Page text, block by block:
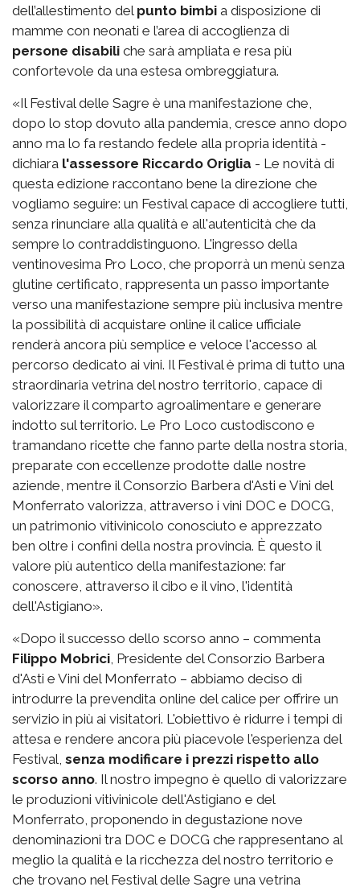
dell’allestimento del punto bimbi a disposizione di
mamme con neonati e l’area di accoglienza di
persone disabili che sarà ampliata e resa più
confortevole da una estesa ombreggiatura.
«Il Festival delle Sagre è una manifestazione che,
dopo lo stop dovuto alla pandemia, cresce anno dopo
anno ma lo fa restando fedele alla propria identità -
dichiara l'assessore Riccardo Origlia - Le novità di
questa edizione raccontano bene la direzione che
vogliamo seguire: un Festival capace di accogliere tutti,
senza rinunciare alla qualità e all'autenticità che da
sempre lo contraddistinguono. L'ingresso della
ventinovesima Pro Loco, che proporrà un menù senza
glutine certificato, rappresenta un passo importante
verso una manifestazione sempre più inclusiva mentre
la possibilità di acquistare online il calice ufficiale
renderà ancora più semplice e veloce l'accesso al
percorso dedicato ai vini. Il Festival è prima di tutto una
straordinaria vetrina del nostro territorio, capace di
valorizzare il comparto agroalimentare e generare
indotto sul territorio. Le Pro Loco custodiscono e
tramandano ricette che fanno parte della nostra storia,
preparate con eccellenze prodotte dalle nostre
aziende, mentre il Consorzio Barbera d'Asti e Vini del
Monferrato valorizza, attraverso i vini DOC e DOCG,
un patrimonio vitivinicolo conosciuto e apprezzato
ben oltre i confini della nostra provincia. È questo il
valore più autentico della manifestazione: far
conoscere, attraverso il cibo e il vino, l'identità
dell'Astigiano».
«Dopo il successo dello scorso anno – commenta
Filippo Mobrici, Presidente del Consorzio Barbera
d'Asti e Vini del Monferrato – abbiamo deciso di
introdurre la prevendita online del calice per offrire un
servizio in più ai visitatori. L'obiettivo è ridurre i tempi di
attesa e rendere ancora più piacevole l'esperienza del
Festival, senza modificare i prezzi rispetto allo
scorso anno. Il nostro impegno è quello di valorizzare
le produzioni vitivinicole dell'Astigiano e del
Monferrato, proponendo in degustazione nove
denominazioni tra DOC e DOCG che rappresentano al
meglio la qualità e la ricchezza del nostro territorio e
che trovano nel Festival delle Sagre una vetrina